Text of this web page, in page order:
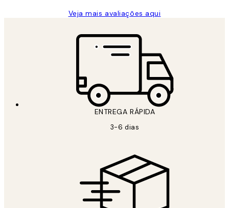
Veja mais avaliações aqui
ENTREGA RÁPIDA
3-6 dias